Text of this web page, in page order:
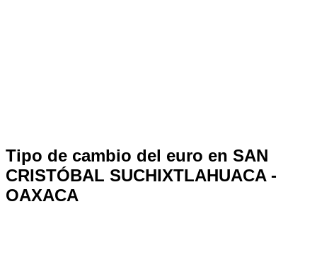
Tipo de cambio del euro en SAN
CRISTÓBAL SUCHIXTLAHUACA -
OAXACA